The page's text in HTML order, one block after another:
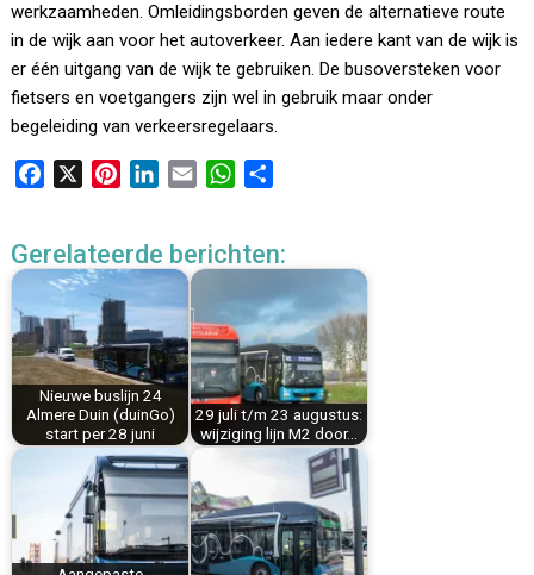
werkzaamheden. Omleidingsborden geven de alternatieve route
in de wijk aan voor het autoverkeer. Aan iedere kant van de wijk is
er één uitgang van de wijk te gebruiken. De busoversteken voor
fietsers en voetgangers zijn wel in gebruik maar onder
begeleiding van verkeersregelaars.
e
b
o
o
k
t
e
r
e
s
t
k
d
I
n
i
W
t
p
p
e
Gerelateerde berichten:
Nieuwe buslijn 24
Almere Duin (duinGo)
start per 28 juni
29 juli t/m 23 augustus:
wijziging lijn M2 door…